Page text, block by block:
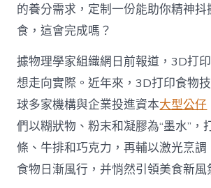
的養分需求，定制一份能助你精神
食，這會完成嗎？
據物理學家組織網日前報道，3D打
想走向實際。近年來，3D打印食物
球多家機構與企業投進資本大型公仔
們以糊狀物、粉末和凝膠為“墨水”，
條、牛排和巧克力，再輔以激光烹調
食物日漸風行，并悄然引領美食新風